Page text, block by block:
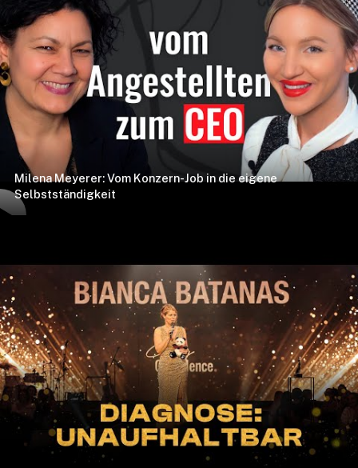
Milena Meyerer: Vom Konzern-Job in die eigene
Selbstständigkeit